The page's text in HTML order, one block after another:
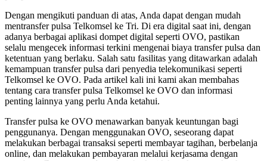
Dengan mengikuti panduan di atas, Anda dapat dengan mudah
mentransfer pulsa Telkomsel ke Tri. Di era digital saat ini, dengan
adanya berbagai aplikasi dompet digital seperti OVO, pastikan
selalu mengecek informasi terkini mengenai biaya transfer pulsa dan
ketentuan yang berlaku. Salah satu fasilitas yang ditawarkan adalah
kemampuan transfer pulsa dari penyedia telekomunikasi seperti
Telkomsel ke OVO. Pada artikel kali ini kami akan membahas
tentang cara transfer pulsa Telkomsel ke OVO dan informasi
penting lainnya yang perlu Anda ketahui.
Transfer pulsa ke OVO menawarkan banyak keuntungan bagi
penggunanya. Dengan menggunakan OVO, seseorang dapat
melakukan berbagai transaksi seperti membayar tagihan, berbelanja
online, dan melakukan pembayaran melalui kerjasama dengan